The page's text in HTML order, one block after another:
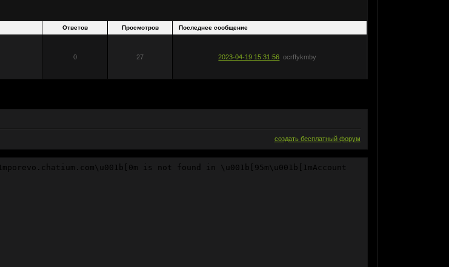
Ответов Просмотров Последнее сообщение
0
27 2023-04-19 15:31:56 ocrffykmby
создать бесплатный форум